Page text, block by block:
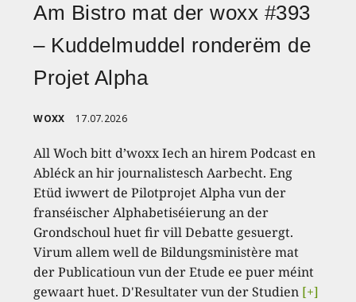
Am Bistro mat der woxx #393
– Kuddelmuddel ronderëm de
Projet Alpha
WOXX 17.07.2026
All Woch bitt d’woxx Iech an hirem Podcast en
Abléck an hir journalistesch Aarbecht. Eng
Etüd iwwert de Pilotprojet Alpha vun der
franséischer Alphabetiséierung an der
Grondschoul huet fir vill Debatte gesuergt.
Virum allem well de Bildungsministère mat
der Publicatioun vun der Etude ee puer méint
gewaart huet. D'Resultater vun der Studien [+]